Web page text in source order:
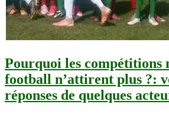
Pourquoi les compétitions
football n’attirent plus ?:
réponses de quelques